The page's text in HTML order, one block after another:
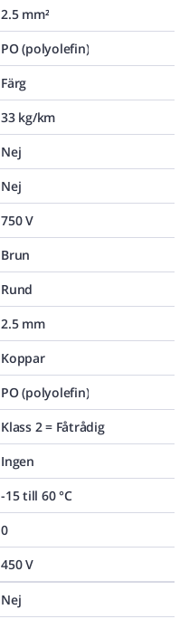
2.5 mm²
PO (polyolefin)
Färg
33 kg/km
Nej
Nej
750 V
Brun
Rund
2.5 mm
Koppar
PO (polyolefin)
Klass 2 = Fåtrådig
Ingen
-15 till 60 °C
0
450 V
Nej